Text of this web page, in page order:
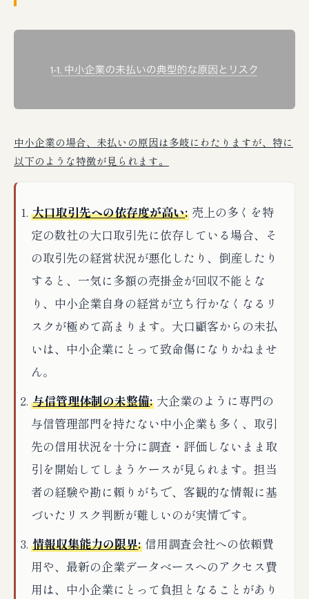
中小企業の場合、未払いの原因は多岐にわたりますが、特に
以下のような特徴が見られます。
大口取引先への依存度が高い: 売上の多くを特
定の数社の大口取引先に依存している場合、そ
の取引先の経営状況が悪化したり、倒産したり
すると、一気に多額の売掛金が回収不能とな
り、中小企業自身の経営が立ち行かなくなるリ
スクが極めて高まります。大口顧客からの未払
いは、中小企業にとって致命傷になりかねませ
ん。
与信管理体制の未整備: 大企業のように専門の
与信管理部門を持たない中小企業も多く、取引
先の信用状況を十分に調査・評価しないまま取
引を開始してしまうケースが見られます。担当
者の経験や勘に頼りがちで、客観的な情報に基
づいたリスク判断が難しいのが実情です。
情報収集能力の限界: 信用調査会社への依頼費
用や、最新の企業データベースへのアクセス費
用は、中小企業にとって負担となることがあり